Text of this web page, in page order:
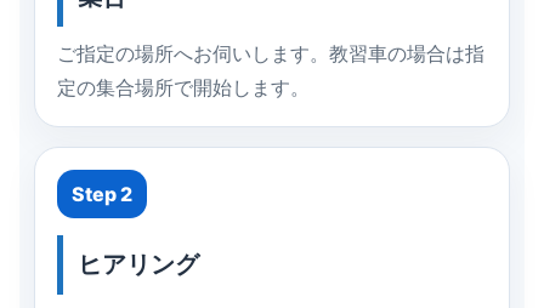
ご指定の場所へお伺いします。教習車の場合は指
定の集合場所で開始します。
Step 2
ヒアリング